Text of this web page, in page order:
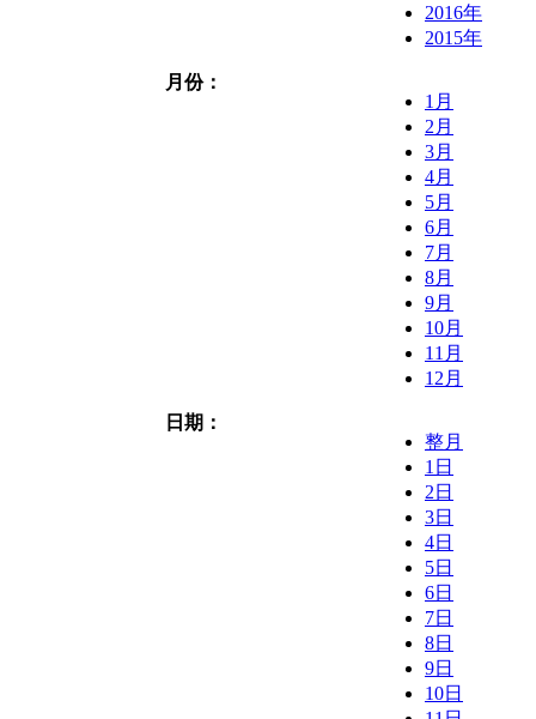
2016年
2015年
月份：
1月
2月
3月
4月
5月
6月
7月
8月
9月
10月
11月
12月
日期：
整月
1日
2日
3日
4日
5日
6日
7日
8日
9日
10日